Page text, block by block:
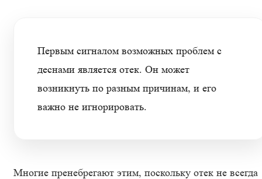
Первым сигналом возможных проблем с
деснами является отек. Он может
возникнуть по разным причинам, и его
важно не игнорировать.
Многие пренебрегают этим, поскольку отек не всегда